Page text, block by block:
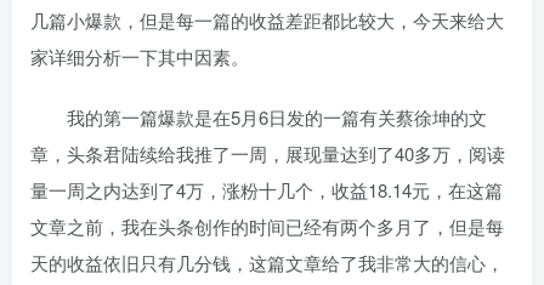
几篇小爆款，但是每一篇的收益差距都比较大，今天来给大
家详细分析一下其中因素。
我的第一篇爆款是在5月6日发的一篇有关蔡徐坤的文
章，头条君陆续给我推了一周，展现量达到了40多万，阅读
量一周之内达到了4万，涨粉十几个，收益18.14元，在这篇
文章之前，我在头条创作的时间已经有两个多月了，但是每
天的收益依旧只有几分钱，这篇文章给了我非常大的信心，